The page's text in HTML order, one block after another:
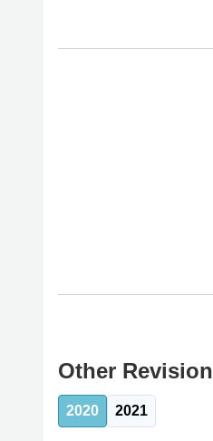
Other Revision
2020 2021